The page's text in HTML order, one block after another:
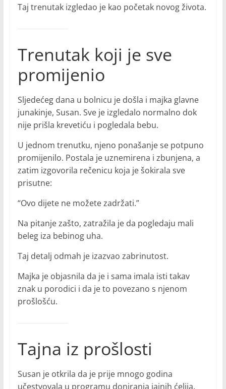
Taj trenutak izgledao je kao početak novog života.
Trenutak koji je sve
promijenio
Sljedećeg dana u bolnicu je došla i majka glavne
junakinje, Susan. Sve je izgledalo normalno dok
nije prišla krevetiću i pogledala bebu.
U jednom trenutku, njeno ponašanje se potpuno
promijenilo. Postala je uznemirena i zbunjena, a
zatim izgovorila rečenicu koja je šokirala sve
prisutne:
“Ovo dijete ne možete zadržati.”
Na pitanje zašto, zatražila je da pogledaju mali
beleg iza bebinog uha.
Taj detalj odmah je izazvao zabrinutost.
Majka je objasnila da je i sama imala isti takav
znak u porodici i da je to povezano s njenom
prošlošću.
Tajna iz prošlosti
Susan je otkrila da je prije mnogo godina
učestvovala u programu doniranja jajnih ćelija.